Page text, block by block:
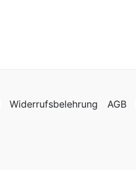
Widerrufsbelehrung AGB